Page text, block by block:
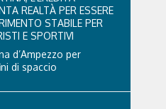
REALTÀ PER ESSERE
STABILE PER
E SPORTIVI
d’Ampezzo per
di spaccio